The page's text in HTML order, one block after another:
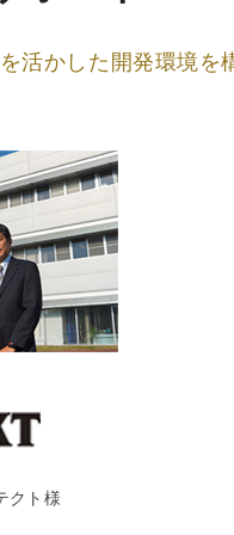
活かした開発環境を
クト様